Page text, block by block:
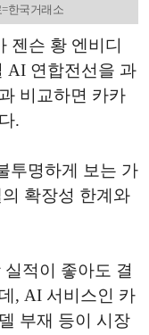
한국거래소
젠슨 황 엔비디
AI 연합전선을 과
비교하면 카카
.
투명하게 보는 가
확장성 한계와
적이 좋아도 결
, AI 서비스인 카
부재 등이 시장